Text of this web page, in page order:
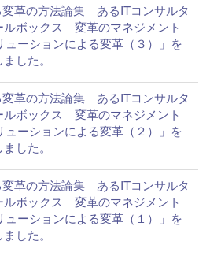
変革の方法論集 あるITコンサルタ
ルボックス 変革のマネジメント
ーションによる変革（３）」を
した。
変革の方法論集 あるITコンサルタ
ルボックス 変革のマネジメント
ーションによる変革（２）」を
した。
変革の方法論集 あるITコンサルタ
ルボックス 変革のマネジメント
ーションによる変革（１）」を
した。